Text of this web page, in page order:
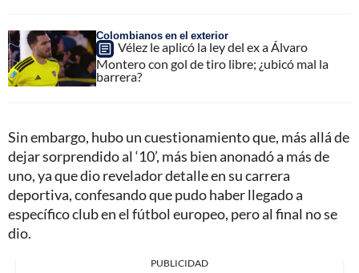
Colombianos en el exterior
Vélez le aplicó la ley del ex a Álvaro
Montero con gol de tiro libre; ¿ubicó mal la
barrera?
Sin embargo, hubo un cuestionamiento que, más allá de
dejar sorprendido al ‘10’, más bien anonadó a más de
uno, ya que dio revelador detalle en su carrera
deportiva, confesando que pudo haber llegado a
específico club en el fútbol europeo, pero al final no se
dio.
PUBLICIDAD